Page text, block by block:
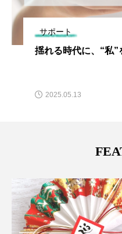
サポート
揺れる時代に、“私”
2025.05.13